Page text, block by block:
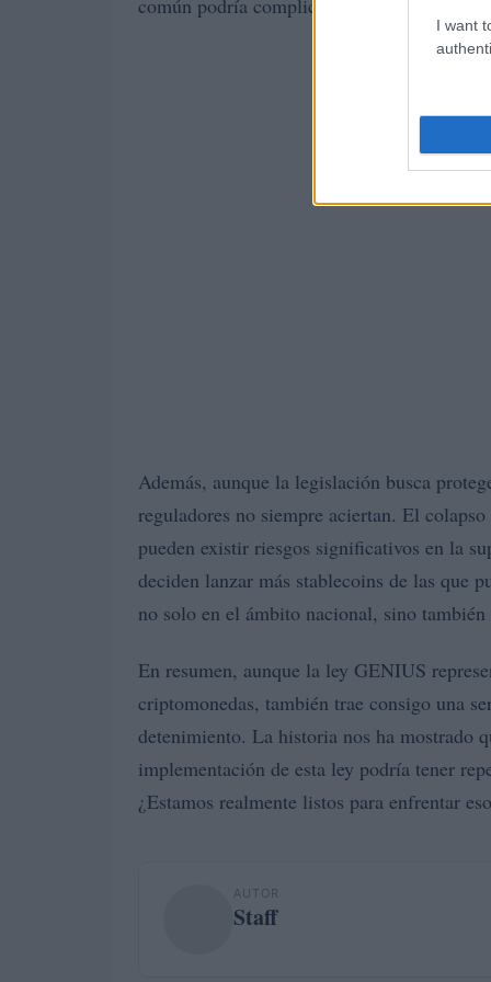
I want
común podría complicar la adopción y el
Además, aunque la legislación busca
reguladores no siempre aciertan. El
pueden existir riesgos significativos en la
deciden lanzar más stablecoins de las que
no solo en el ámbito nacional, sino
En resumen, aunque la ley GENIUS
criptomonedas, también trae consigo una
detenimiento. La historia nos ha mostrado
implementación de esta ley podría tener
¿Estamos realmente listos para enfrentar
AUTOR
Staff